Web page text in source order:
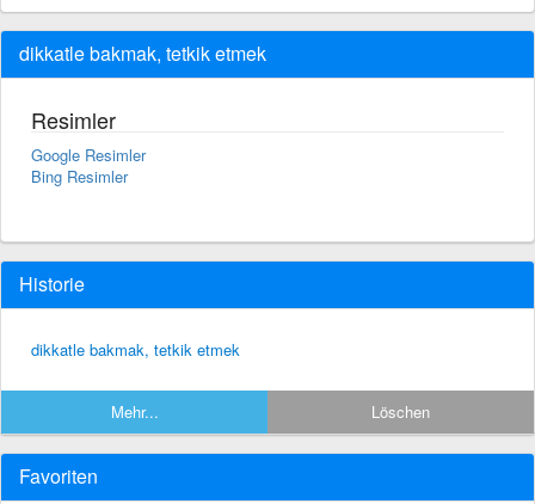
dikkatle bakmak, tetkik etmek
Resimler
Google Resimler
Bing Resimler
Historie
dikkatle bakmak, tetkik etmek
Mehr... Löschen
Favoriten